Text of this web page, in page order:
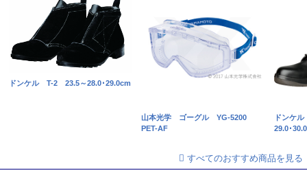
ドンケル T-2 23.5～28.0･29.0cm
山本光学 ゴーグル YG-5200
PET-AF
ドンケ
29.0･
すべてのおすすめ商品を見る